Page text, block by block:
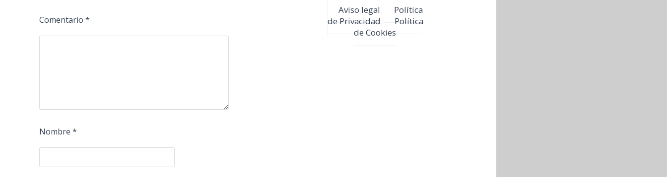
Comentario *
Nombre *
Aviso legal
Política
de Privacidad
Política
de Cookies